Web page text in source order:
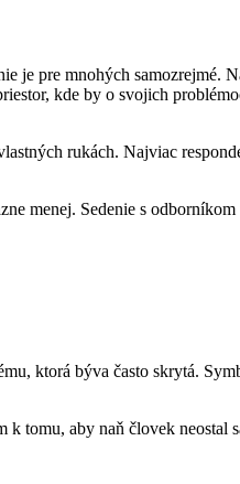
je pre mnohých samozrejmé.
kde by o svojich
rukách. Najviac
menej. Sedenie s
ktorá býva často skrytá.
aby naň človek neostal